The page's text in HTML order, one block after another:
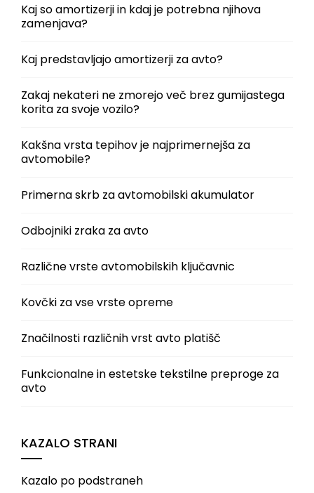
Kaj so amortizerji in kdaj je potrebna njihova
zamenjava?
Kaj predstavljajo amortizerji za avto?
Zakaj nekateri ne zmorejo več brez gumijastega
korita za svoje vozilo?
Kakšna vrsta tepihov je najprimernejša za
avtomobile?
Primerna skrb za avtomobilski akumulator
Odbojniki zraka za avto
Različne vrste avtomobilskih ključavnic
Kovčki za vse vrste opreme
Značilnosti različnih vrst avto platišč
Funkcionalne in estetske tekstilne preproge za
avto
KAZALO STRANI
Kazalo po podstraneh